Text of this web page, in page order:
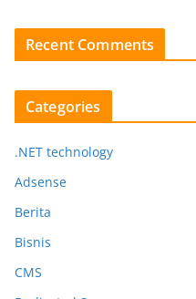
Recent Comments
Categories
.NET technology
Adsense
Berita
Bisnis
CMS